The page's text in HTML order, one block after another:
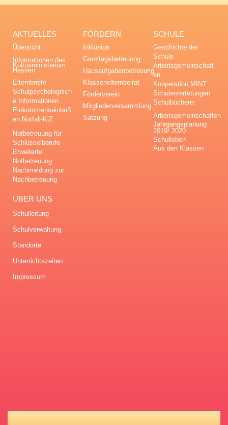
AKTUELLES
Übersicht
Informationen des
Kultusministerium
Hessen
Elternbriefe
Schulpsychologisch
e Informationen
Einkommenseinbuß
en Notfall-KiZ
Notbetreuung für
Schlüsselberufe
Erweiterte
Notbetreuung
Nachmeldung zur
Nachbetreuung
FÖRDERN
Inklusion
Ganztagsbetreuung
Hausaufgabenbetreuung
Klassenelternbeirat
Förderverein
Mitgliederversammlung
Satzung
SCHULE
Geschichte der
Schule
Arbeitsgemeinschaft
en
Kooperation MINT
Schülervertetungen
Schulbücherei
Arbeitsgemeinschaften
Jahrgangsplanung
2019/ 2020
Schulleben
Aus den Klassen
ÜBER UNS
Schulleitung
Schulverwaltung
Standorte
Unterrichtszeiten
Impressum